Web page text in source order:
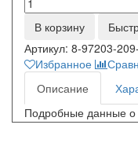
В корзину
Артикул: 8-97203-
Избранное
Описание
Подробные данные о